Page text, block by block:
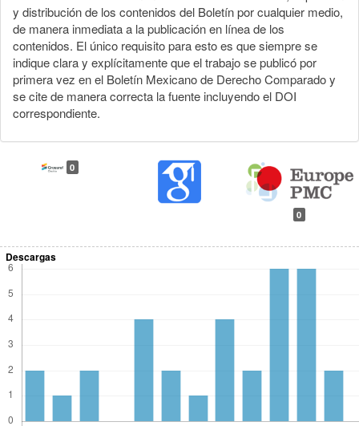
y distribución de los contenidos del Boletín por cualquier medio,
de manera inmediata a la publicación en línea de los
contenidos. El único requisito para esto es que siempre se
indique clara y explícitamente que el trabajo se publicó por
primera vez en el Boletín Mexicano de Derecho Comparado y
se cite de manera correcta la fuente incluyendo el DOI
correspondiente.
0
0
Descargas